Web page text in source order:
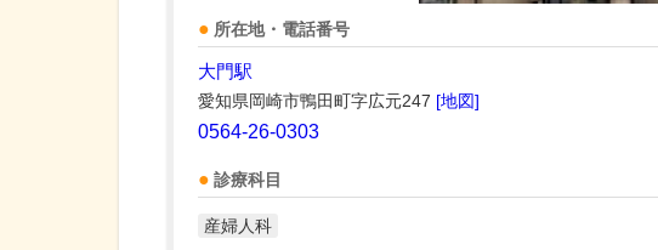
所在地・電話番号
大門駅
愛知県岡崎市鴨田町字広元247 [地図]
0564-26-0303
診療科目
産婦人科